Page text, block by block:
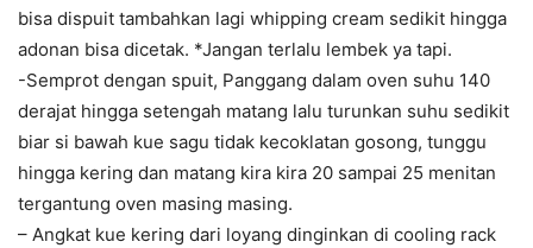
bisa dispuit tambahkan lagi whipping cream sedikit hingga
adonan bisa dicetak. *Jangan terlalu lembek ya tapi.
-Semprot dengan spuit, Panggang dalam oven suhu 140
derajat hingga setengah matang lalu turunkan suhu sedikit
biar si bawah kue sagu tidak kecoklatan gosong, tunggu
hingga kering dan matang kira kira 20 sampai 25 menitan
tergantung oven masing masing.
– Angkat kue kering dari loyang dinginkan di cooling rack